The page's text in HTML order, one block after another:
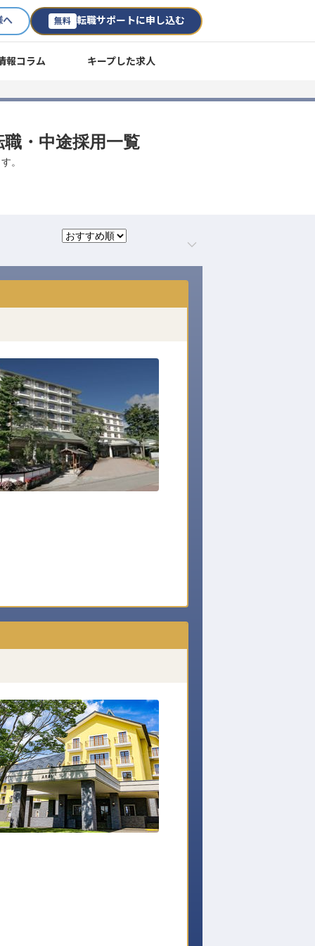
へ 無料 転職サポートに申し込む
報コラム キープした求人
・中途採用一覧
。